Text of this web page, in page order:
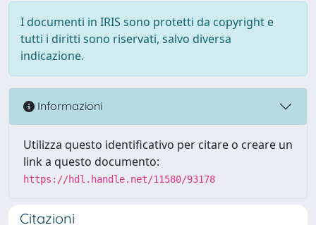
I documenti in IRIS sono protetti da copyright e
tutti i diritti sono riservati, salvo diversa
indicazione.
Informazioni
Utilizza questo identificativo per citare o creare un
link a questo documento:
https://hdl.handle.net/11580/93178
Citazioni